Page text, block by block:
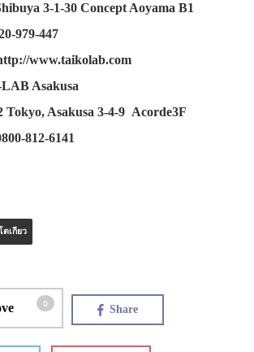
3-1-30 Concept Aoyama B1
979-447
www.taikolab.com
Asakusa
Tokyo, Asakusa 3-4-9 Acorde3F
812-6141
ตเกียว
0 Share